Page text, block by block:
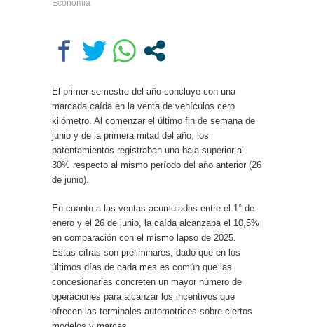
los rectores piden a la Justicia
que intime al Gobierno y aplique
Fondos
Economia
El primer semestre del año concluye con una
marcada caída en la venta de vehículos cero
kilómetro. Al comenzar el último fin de semana de
junio y de la primera mitad del año, los
patentamientos registraban una baja superior al
30% respecto al mismo período del año anterior (26
de junio).
En cuanto a las ventas acumuladas entre el 1° de
enero y el 26 de junio, la caída alcanzaba el 10,5%
en comparación con el mismo lapso de 2025.
Estas cifras son preliminares, dado que en los
últimos días de cada mes es común que las
concesionarias concreten un mayor número de
operaciones para alcanzar los incentivos que
ofrecen las terminales automotrices sobre ciertos